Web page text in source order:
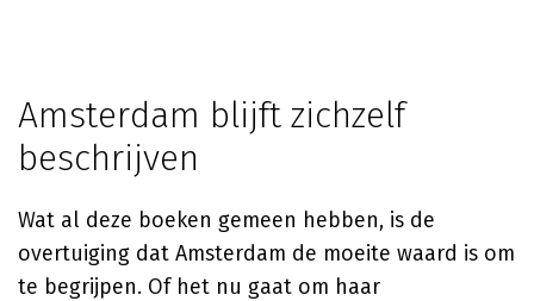
Amsterdam blijft zichzelf
beschrijven
Wat al deze boeken gemeen hebben, is de
overtuiging dat Amsterdam de moeite waard is om
te begrijpen. Of het nu gaat om haar